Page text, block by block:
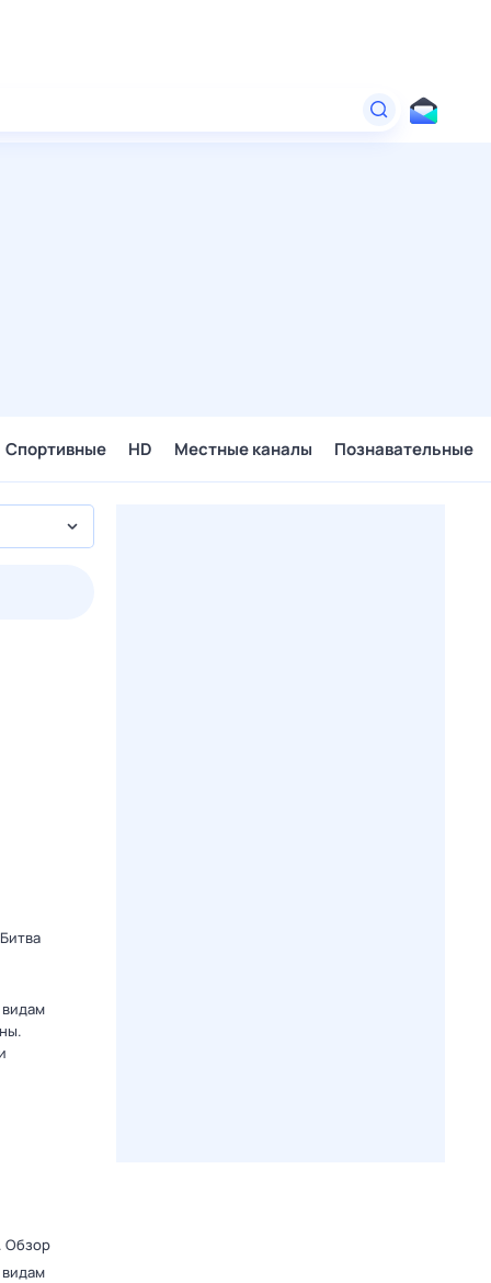
Спортивные HD Местные каналы Познавательные
Обзор